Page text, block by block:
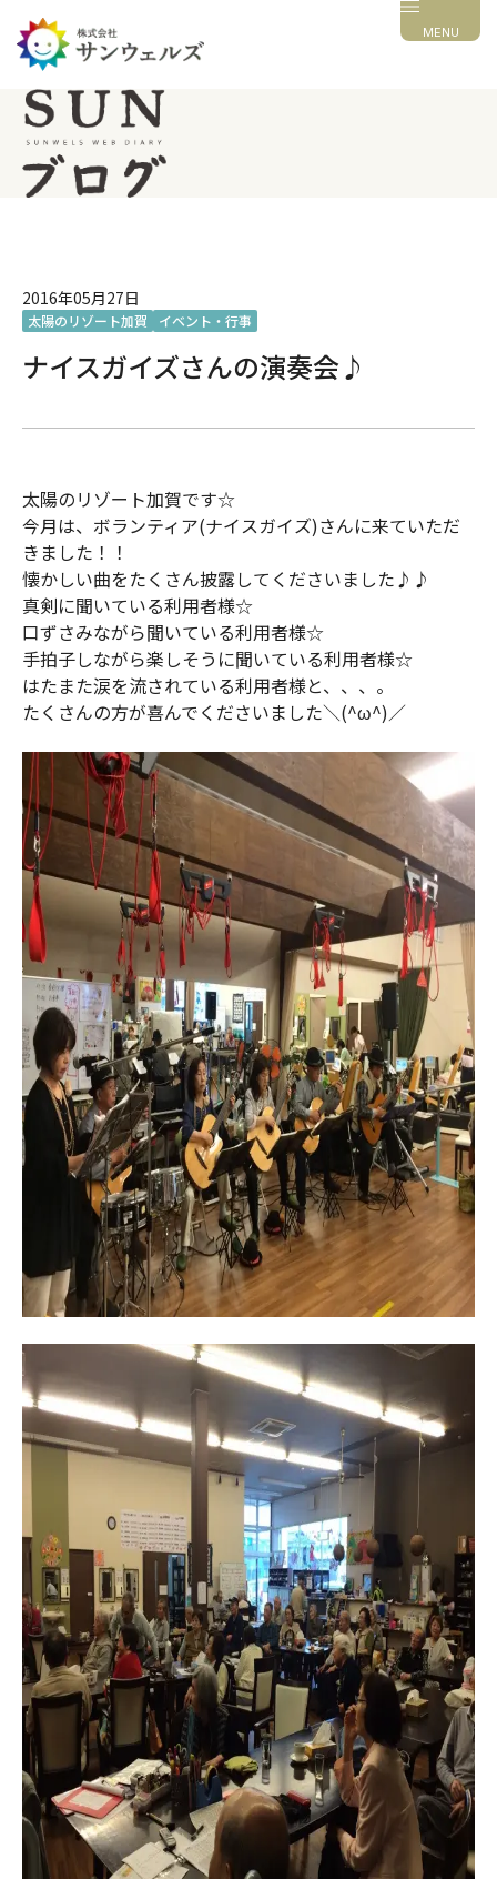
MENU
2016年05月27日
太陽のリゾート加賀 イベント・行事
ナイスガイズさんの演奏会♪
太陽のリゾート加賀です☆
今月は、ボランティア(ナイスガイズ)さんに来ていただ
きました！！
懐かしい曲をたくさん披露してくださいました♪♪
真剣に聞いている利用者様☆
口ずさみながら聞いている利用者様☆
手拍子しながら楽しそうに聞いている利用者様☆
はたまた涙を流されている利用者様と、、、。
たくさんの方が喜んでくださいました＼(^ω^)／